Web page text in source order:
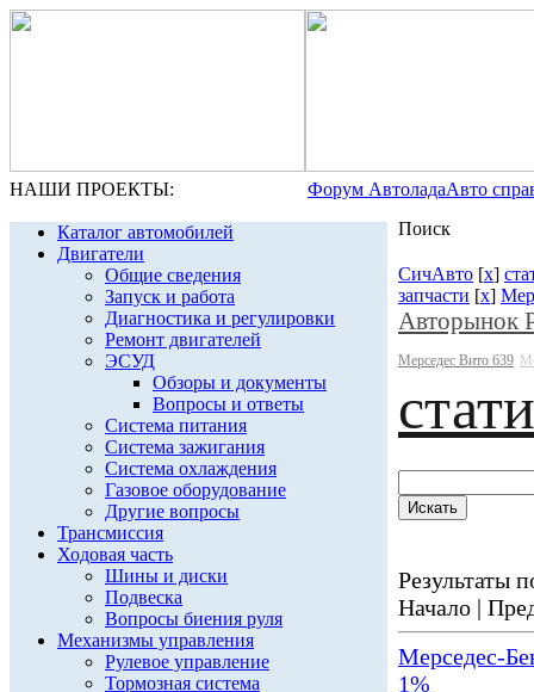
НАШИ ПРОЕКТЫ: Форум АвтоладаАвто
Каталог автомобилей
Двигатели
Общие сведения
Запуск и работа
Диагностика и регулировки
Ремонт двигателей
ЭСУД
Обзоры и документы
Вопросы и ответы
Система питания
Система зажигания
Система охлаждения
Газовое оборудование
Другие вопросы
Трансмиссия
Ходовая часть
Шины и диски
Подвеска
Вопросы биения руля
Механизмы управления
Рулевое управление
Тормозная система
Поиск
СичАвто [x]
запчасти [x]
Авторынок
Мерседес Вито 639
Результаты
Начало |
Мерседес-
1%